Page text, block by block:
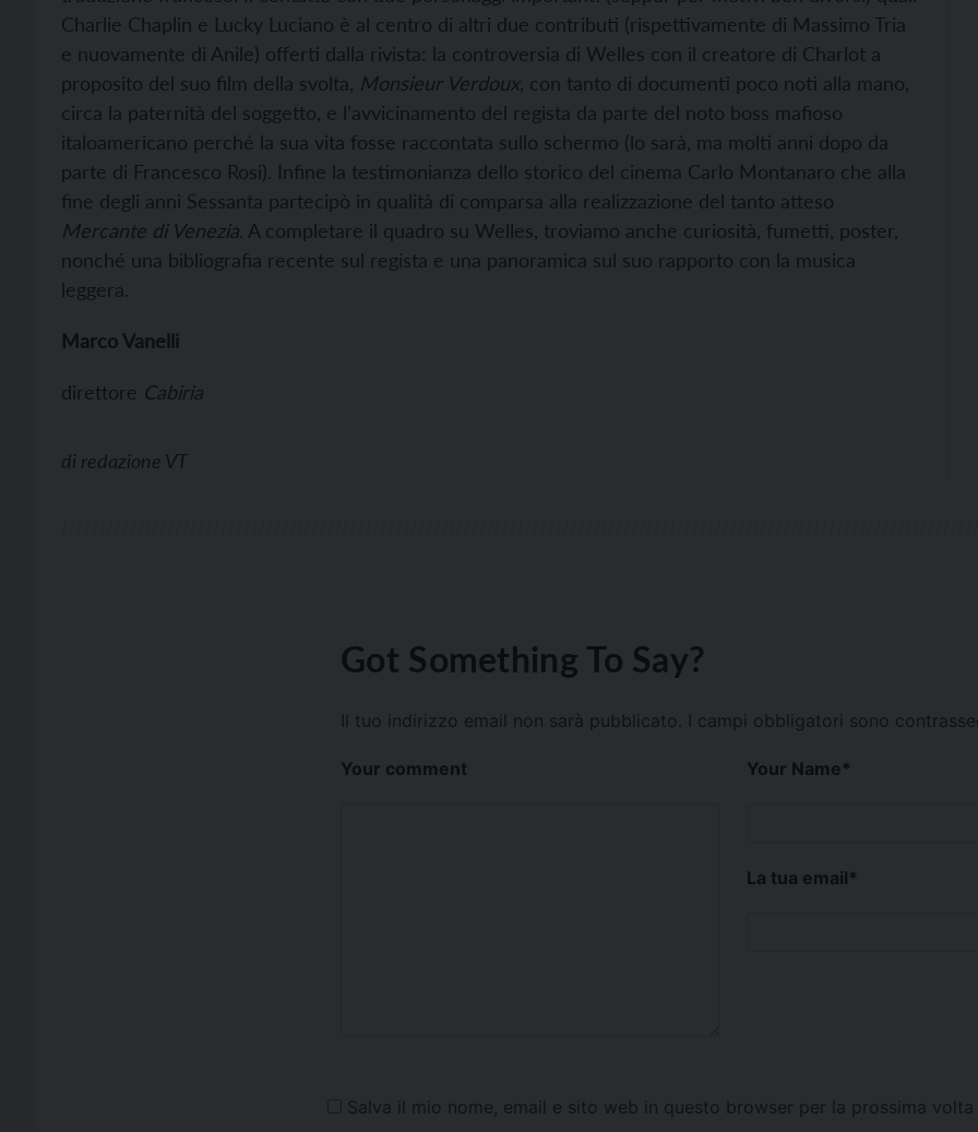
Charlie Chaplin e Lucky Luciano è al centro di altri due contributi (rispettivamente di Massimo Tria
e nuovamente di Anile) offerti dalla rivista: la controversia di Welles con il creatore di Charlot a
proposito del suo film della svolta, Monsieur Verdoux, con tanto di documenti poco noti alla mano,
circa la paternità del soggetto, e l’avvicinamento del regista da parte del noto boss mafioso
italoamericano perché la sua vita fosse raccontata sullo schermo (lo sarà, ma molti anni dopo da
parte di Francesco Rosi). Infine la testimonianza dello storico del cinema Carlo Montanaro che alla
fine degli anni Sessanta partecipò in qualità di comparsa alla realizzazione del tanto atteso
Mercante di Venezia. A completare il quadro su Welles, troviamo anche curiosità, fumetti, poster,
nonché una bibliografia recente sul regista e una panoramica sul suo rapporto con la musica
leggera.
Marco Vanelli
direttore Cabiria
di redazione VT
Got Something To Say?
Il tuo indirizzo email non sarà pubblicato. I campi obbligatori sono
Your comment Your Name*
La tua email*
Salva il mio nome, email e sito web in questo browser per la prossima